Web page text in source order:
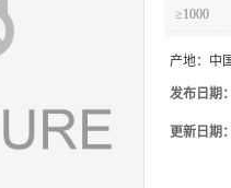
≥1000
产地： 中
发布日期：
更新日期：